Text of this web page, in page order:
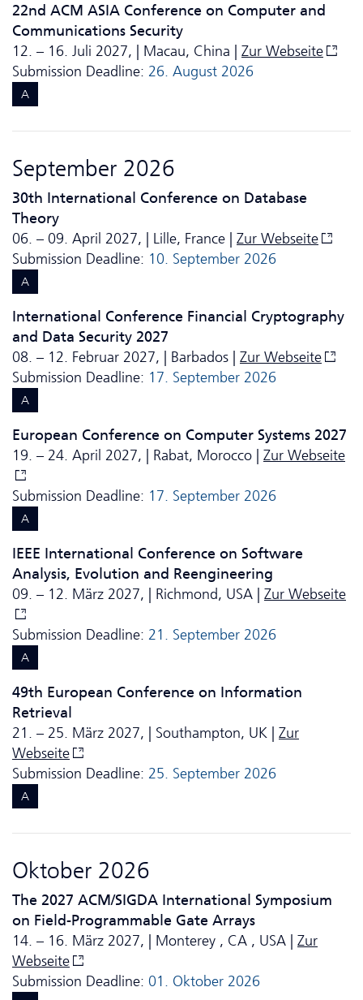
22nd ACM ASIA Conference on Computer and
Communications Security
12. – 16. Juli 2027, | Macau, China | Zur Webseite
Submission Deadline: 26. August 2026
A
September 2026
30th International Conference on Database
Theory
06. – 09. April 2027, | Lille, France | Zur Webseite
Submission Deadline: 10. September 2026
A
International Conference Financial Cryptography
and Data Security 2027
08. – 12. Februar 2027, | Barbados | Zur Webseite
Submission Deadline: 17. September 2026
A
European Conference on Computer Systems 2027
19. – 24. April 2027, | Rabat, Morocco | Zur Webseite
Submission Deadline: 17. September 2026
A
IEEE International Conference on Software
Analysis, Evolution and Reengineering
09. – 12. März 2027, | Richmond, USA | Zur Webseite
Submission Deadline: 21. September 2026
A
49th European Conference on Information
Retrieval
21. – 25. März 2027, | Southampton, UK | Zur
Webseite
Submission Deadline: 25. September 2026
A
Oktober 2026
The 2027 ACM/SIGDA International Symposium
on Field-Programmable Gate Arrays
14. – 16. März 2027, | Monterey , CA , USA | Zur
Webseite
Submission Deadline: 01. Oktober 2026